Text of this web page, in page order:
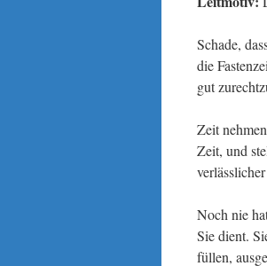
Schade,
die
gut
Zeit
Zeit, und
Noch nie
Sie dient.
füllen,